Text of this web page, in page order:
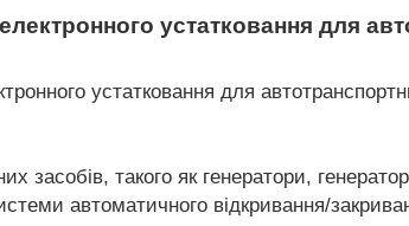
устатковання для
устатковання для
засобів, такого як генератори,
автоматичного відкривання/